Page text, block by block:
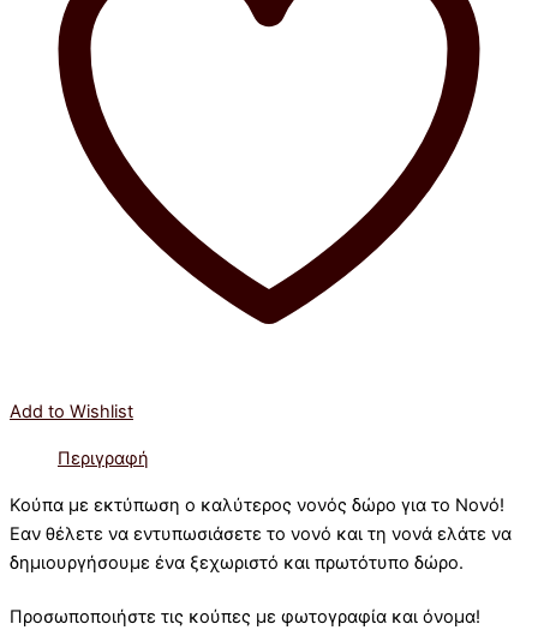
Add to Wishlist
Περιγραφή
Κούπα με εκτύπωση ο καλύτερος νονός δώρο για το Νονό!
Εαν θέλετε να εντυπωσιάσετε το νονό και τη νονά ελάτε να
δημιουργήσουμε ένα ξεχωριστό και πρωτότυπο δώρο.
Προσωποποιήστε τις κούπες με φωτογραφία και όνομα!